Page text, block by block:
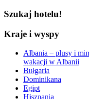
Szukaj hotelu!
Kraje i wyspy
Albania – plusy i
wakacji w Albanii
Bułgaria
Dominikana
Egipt
Hiszpania